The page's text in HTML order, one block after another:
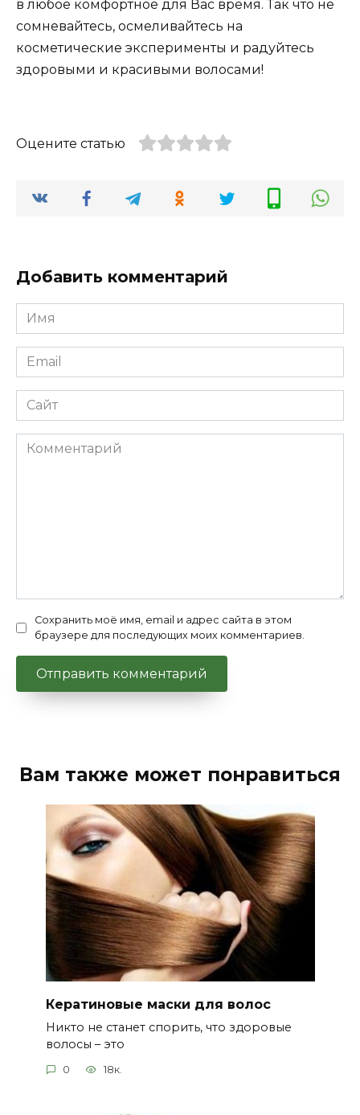
в любое комфортное для Вас время. Так что не
сомневайтесь, осмеливайтесь на
косметические эксперименты и радуйтесь
здоровыми и красивыми волосами!
Оцените статью
Добавить комментарий
Имя
*
Email
*
Сайт
Комментарий
Сохранить моё имя, email и адрес сайта в этом
браузере для последующих моих комментариев.
Вам также может понравиться
Кератиновые маски для волос
Никто не станет спорить, что здоровые
волосы – это
0 18к.